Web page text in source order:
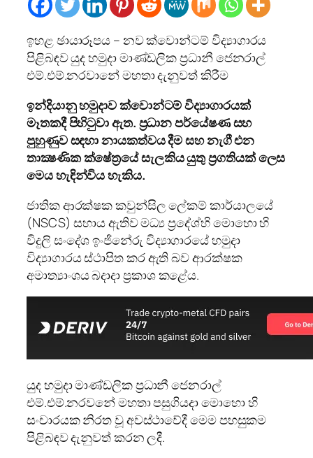
ඉහළ ඡායාරූපය – නව ක්වොන්ටම් විද්‍යාගාරය
පිළිබඳව යුද හමුදා මාණ්ඩලික ප්‍රධානී ජෙනරාල්
එම්.එම්.නරවානේ මහතා දැනුවත් කිරීම
ඉන්දියානු හමුදාව ක්වොන්ටම් විද්‍යාගාරයක්
මෑතකදී පිහිටුවා ඇත. ප්‍රධාන පර්යේෂණ සහ
පුහුණුව සඳහා නායකත්වය දීම සහ නැගී එන
තාක්‍ෂණික ක්ෂේත්‍රයේ සැලකිය යුතු ප්‍රගතියක් ලෙස
මෙය හැඳින්විය හැකිය.
ජාතික ආරක්ෂක කවුන්සිල ලේකම් කාර්යාලයේ
(NSCS) සහාය ඇතිව මධ්‍ය ප්‍රදේශ්හි මොහො හි
විදුලි සංදේශ ඉංජිනේරු විද්‍යාගාරයේ හමුදා
විද්‍යාගාරය ස්ථාපිත කර ඇති බව ආරක්ෂක
අමාත්‍යාංශය බදාදා ප්‍රකාශ කළේය.
යුද හමුදා මාණ්ඩලික ප්‍රධානී ජෙනරාල්
එම්.එම්.නරවනේ මහතා පසුගියදා මොහො හි
සංචාරයක නිරත වූ අවස්ථාවේදී මෙම පහසුකම
පිළිබඳව දැනුවත් කරන ලදී.